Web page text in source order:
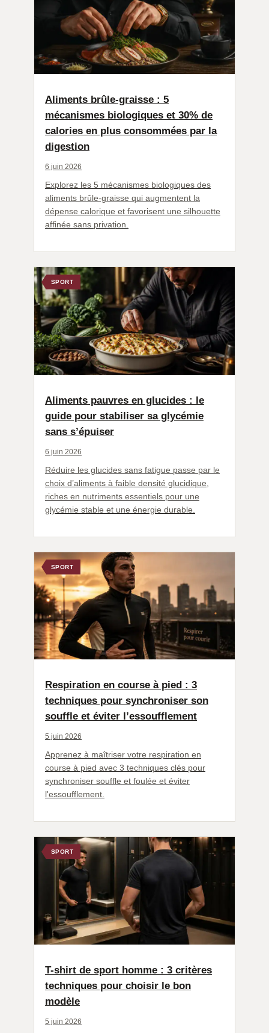
Aliments brûle-graisse : 5
mécanismes biologiques et 30% de
calories en plus consommées par la
digestion
6 juin 2026
Explorez les 5 mécanismes biologiques des
aliments brûle-graisse qui augmentent la
dépense calorique et favorisent une silhouette
affinée sans privation.
SPORT
Aliments pauvres en glucides : le
guide pour stabiliser sa glycémie
sans s’épuiser
6 juin 2026
Réduire les glucides sans fatigue passe par le
choix d’aliments à faible densité glucidique,
riches en nutriments essentiels pour une
glycémie stable et une énergie durable.
SPORT
Respiration en course à pied : 3
techniques pour synchroniser son
souffle et éviter l’essoufflement
5 juin 2026
Apprenez à maîtriser votre respiration en
course à pied avec 3 techniques clés pour
synchroniser souffle et foulée et éviter
l'essoufflement.
SPORT
T-shirt de sport homme : 3 critères
techniques pour choisir le bon
modèle
5 juin 2026